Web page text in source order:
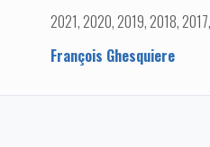
2021, 2020, 2019, 2018,
François Ghesquiere